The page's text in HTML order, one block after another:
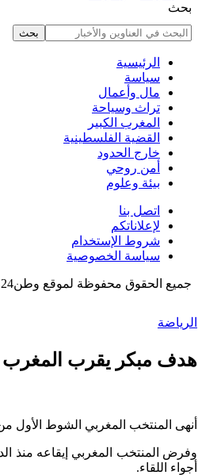
بحث
الرئيسية
سياسة
مال وأعمال
تراث وسياحة
المغرب الكبير
القضية الفلسطينية
خارج الحدود
أمن روحي
بيئة وعلوم
اتصل بنا
لإعلاناتكم
شروط الإستخدام
سياسة الخصوصية
جميع الحقوق محفوظة لموقع وطن24 © 2025
الرياضة
هدف مبكر يقرب المغرب
أنهى المنتخب المغربي الشوط الأول
وفرض المنتخب المغربي إيقاعه منذ
أجواء اللقاء.